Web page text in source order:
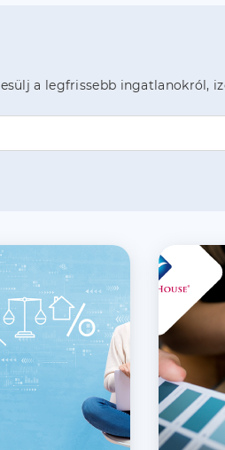
a legfrissebb ingatlanokról,